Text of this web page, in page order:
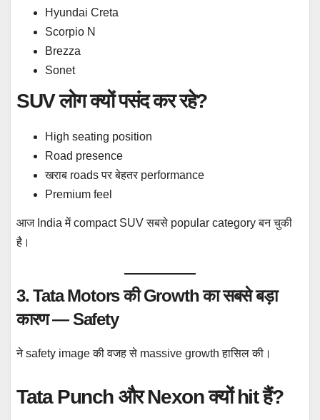
Hyundai Creta
Scorpio N
Brezza
Sonet
SUV लोग क्यों पसंद कर रहे?
High seating position
Road presence
खराब roads पर बेहतर performance
Premium feel
आज India में compact SUV सबसे popular category बन चुकी
है।
3. Tata Motors की Growth का सबसे बड़ा
कारण — Safety
ने safety image की वजह से massive growth हासिल की।
Tata Punch और Nexon क्यों hit हैं?